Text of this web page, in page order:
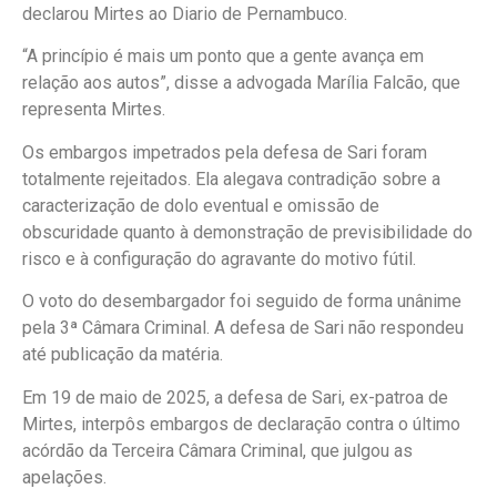
declarou Mirtes ao Diario de Pernambuco.
“A princípio é mais um ponto que a gente avança em
relação aos autos”, disse a advogada Marília Falcão, que
representa Mirtes.
Os embargos impetrados pela defesa de Sari foram
totalmente rejeitados. Ela alegava contradição sobre a
caracterização de dolo eventual e omissão de
obscuridade quanto à demonstração de previsibilidade do
risco e à configuração do agravante do motivo fútil.
O voto do desembargador foi seguido de forma unânime
pela 3ª Câmara Criminal. A defesa de Sari não respondeu
até publicação da matéria.
Em 19 de maio de 2025, a defesa de Sari, ex-patroa de
Mirtes, interpôs embargos de declaração contra o último
acórdão da Terceira Câmara Criminal, que julgou as
apelações.